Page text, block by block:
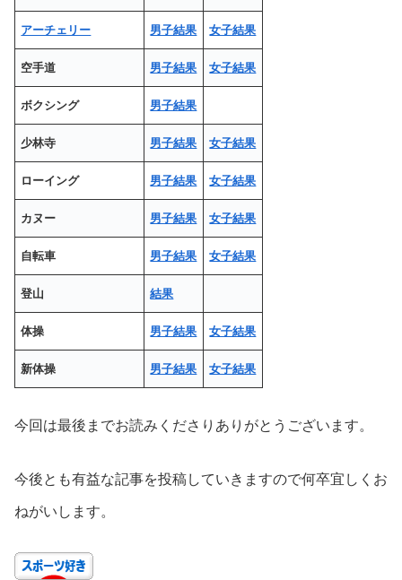
アーチェリー 男子結果 女子結果
空手道 男子結果 女子結果
ボクシング 男子結果
少林寺 男子結果 女子結果
ローイング 男子結果 女子結果
カヌー 男子結果 女子結果
自転車 男子結果 女子結果
登山 結果
体操 男子結果 女子結果
新体操 男子結果 女子結果
今回は最後までお読みくださりありがとうございます。
今後とも有益な記事を投稿していきますので何卒宜しくお
ねがいします。